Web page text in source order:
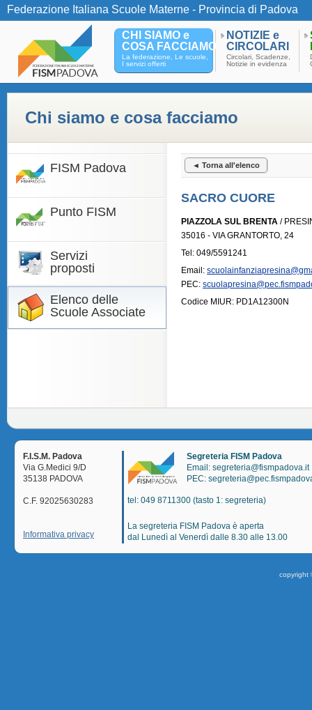
Federazione Italiana Scuole Materne - Provincia di Padova
CHI SIAMO e
COSA FACCIAMO
La federazione, Le scuole,
I servizi offerti
NOTIZIE e
CIRCOLARI
Circolari, Scadenze,
Notizie in evidenza
Chi siamo e cosa facciamo
FISM Padova
Punto FISM
Servizi
proposti
Elenco delle
Scuole Associate
◄ Torna all'elenco
SACRO CUORE
PIAZZOLA SUL BRENTA /
35016 - VIA GRANTORTO, 24
Tel: 049/5591241
Email:
PEC:
Codice MIUR: PD1A12300N
F.I.S.M. Padova
Via G.Medici 9/D
35138 PADOVA
C.F. 92025630283
Informativa privacy
Segreteria FISM Padova
Email: segreteria@fismpadova.it
PEC:
tel: 049 8711300 (tasto 1: segreteria)
La segreteria FISM Padova è aperta
dal Lunedì al Venerdì dalle 8.30 alle 13.00
copyright